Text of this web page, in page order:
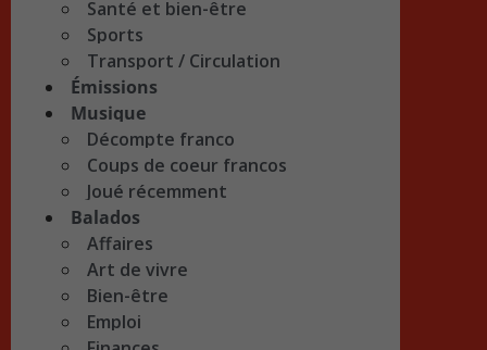
Santé et bien-être
Sports
Transport / Circulation
Émissions
Musique
Décompte franco
Coups de coeur francos
Joué récemment
Balados
Affaires
Art de vivre
Bien-être
Emploi